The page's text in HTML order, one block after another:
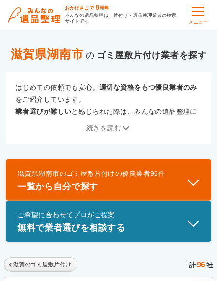
おかげさまで 8周年
みんなの遺品整理は、片付け・遺品整理業者の検索
サイトです
メニュー
滋賀県湖南市 の ゴミ屋敷片付け
はじめての依頼でも安心。適切な資格をもつ優良業者のみ
をご紹介しています。
業者選びが難しいと感じられた際は、みんなの遺品整理に
優良業者とは
一般財団法人遺品整理認定協会、および一般社団法
士」資格を持つ事業者のみ掲載しています。
続きを読む
滋賀県湖南市のゴミ屋敷片付けの優良業者96件
一覧から自分で探す
ご希望に合わせてプロがご提案
無料で業者選びを相談する
滋賀のゴミ屋敷片付け 計96社